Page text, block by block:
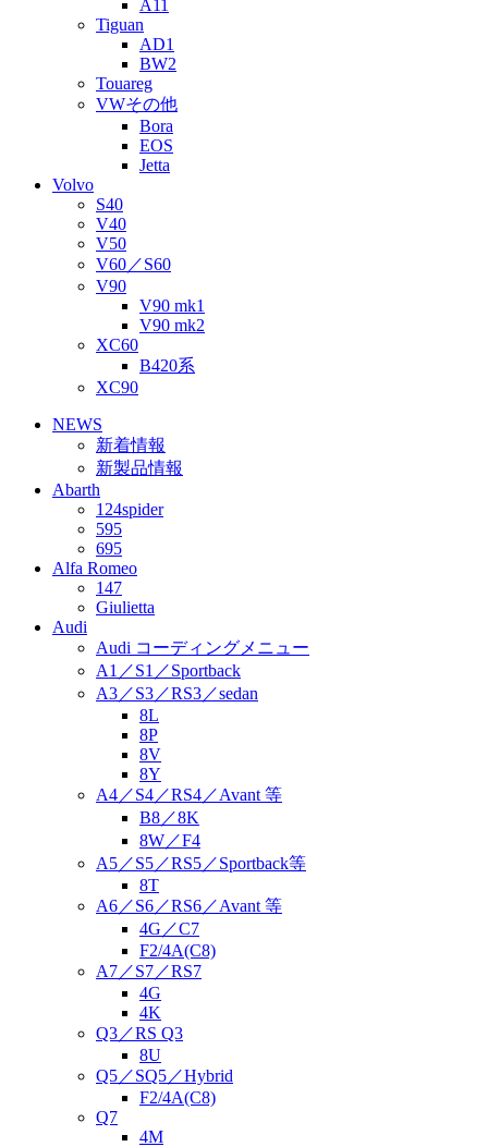
A11
Tiguan
AD1
BW2
Touareg
VWその他
Bora
EOS
Jetta
Volvo
S40
V40
V50
V60／S60
V90
V90 mk1
V90 mk2
XC60
B420系
XC90
NEWS
新着情報
新製品情報
Abarth
124spider
595
695
Alfa Romeo
147
Giulietta
Audi
Audi コーディングメニュー
A1／S1／Sportback
A3／S3／RS3／sedan
8L
8P
8V
8Y
A4／S4／RS4／Avant 等
B8／8K
8W／F4
A5／S5／RS5／Sportback等
8T
A6／S6／RS6／Avant 等
4G／C7
F2/4A(C8)
A7／S7／RS7
4G
4K
Q3／RS Q3
8U
Q5／SQ5／Hybrid
F2/4A(C8)
Q7
4M